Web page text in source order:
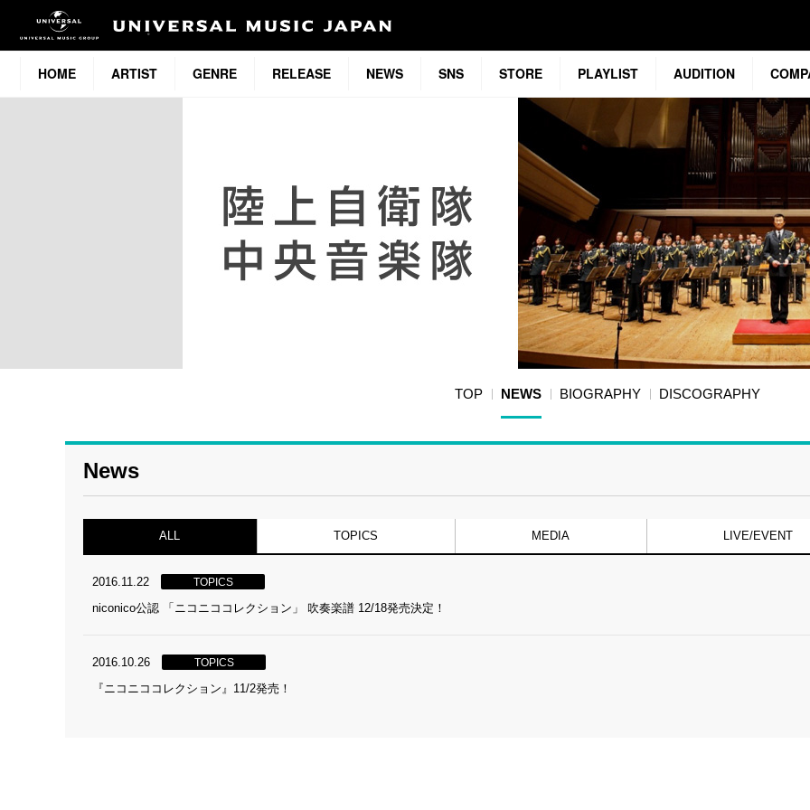
HOME ARTIST GENRE RELEASE NEWS SNS STORE PLAYLIST AUDITION
TOP NEWS BIOGRAPHY DISCOGRAPHY
News
ALL TOPICS MEDIA LIVE/EVENT
2016.11.22 TOPICS
niconico公認 「ニコニココレクション」 吹奏楽譜 12/18発売決定！
2016.10.26 TOPICS
『ニコニココレクション』11/2発売！